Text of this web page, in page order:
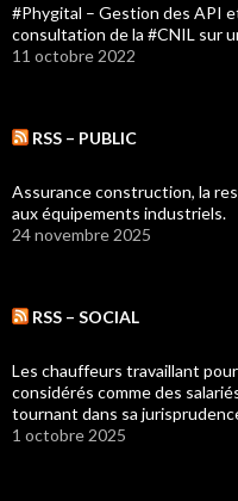
#Phygital – Gestion des API
consultation de la #CNIL sur
11 octobre 2022
RSS – PUBLIC
Assurance construction, la
aux équipements industriels.
24 novembre 2025
RSS – SOCIAL
Les chauffeurs travaillant
considérés comme des
tournant dans sa
1 octobre 2025